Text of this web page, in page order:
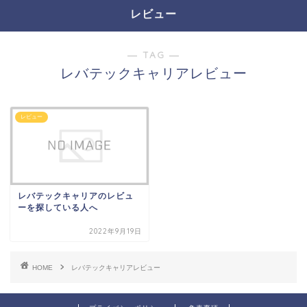
レビュー
― TAG ―
レバテックキャリアレビュー
レビュー
レバテックキャリアのレビュ
ーを探している人へ
2022年9月19日
HOME レバテックキャリアレビュー